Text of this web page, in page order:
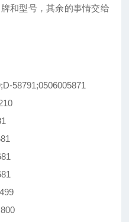
和型号，其余的事情交给
58791;0506005871